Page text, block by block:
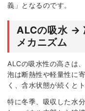
義」となるのです。
ALCの吸水 →
メカニズム
ALCの吸水性の高さは
泡は断熱性や軽量性に
く、含水状態が続くと
特に冬季、吸収した水